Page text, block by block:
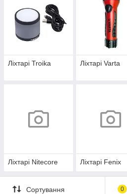
Ліхтарі Troika Ліхтарі Varta
Ліхтарі Nitecore Ліхтарі Fenix
Сортування 0